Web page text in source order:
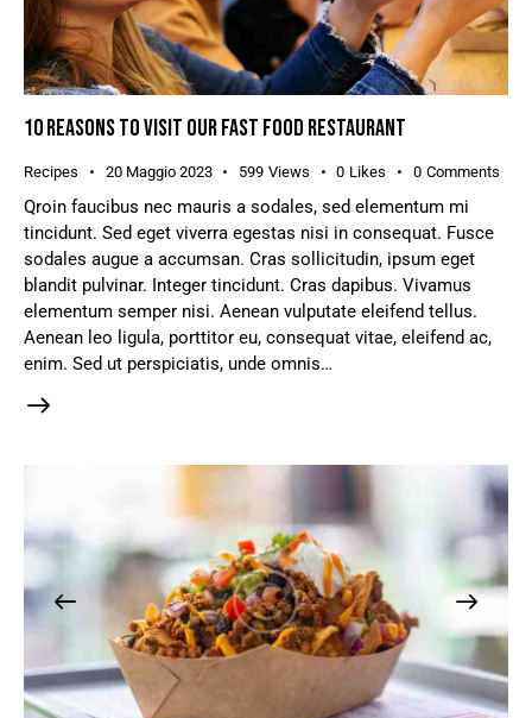
10 REASONS TO VISIT OUR FAST FOOD RESTAURANT
Recipes 20 Maggio 2023 599 Views 0 Likes 0 Comments
Qroin faucibus nec mauris a sodales, sed elementum mi
tincidunt. Sed eget viverra egestas nisi in consequat. Fusce
sodales augue a accumsan. Cras sollicitudin, ipsum eget
blandit pulvinar. Integer tincidunt. Cras dapibus. Vivamus
elementum semper nisi. Aenean vulputate eleifend tellus.
Aenean leo ligula, porttitor eu, consequat vitae, eleifend ac,
enim. Sed ut perspiciatis, unde omnis…